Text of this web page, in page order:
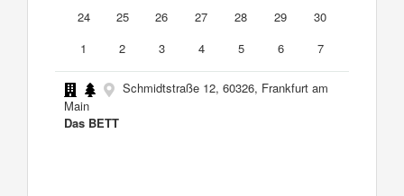
24
25 26 27 28 29
30
1
2 3 4 5 6 7
Schmidtstraße 12, 60326, Frankfurt am
Main
Das BETT